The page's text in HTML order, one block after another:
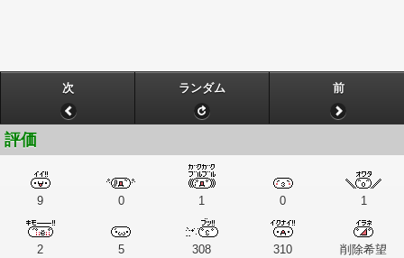
次 ランダム 前
評価
9 0 1 0 1
2 5 308 310 削除希望